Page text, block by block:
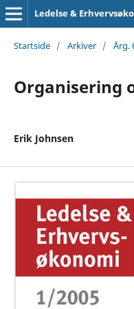
Ledelse &
Startside / Arkiver / Årg.
Organisering
Erik Johnsen